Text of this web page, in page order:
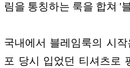
림을 통칭하는 룩을 합쳐 '
국내에서 블레임룩의 시
포 당시 입었던 티셔츠로